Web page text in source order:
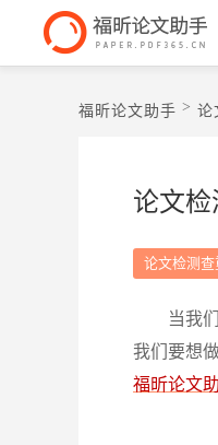
福昕论文助手 > 论
论文检
论文检测查
当我
我们要想
福昕论文